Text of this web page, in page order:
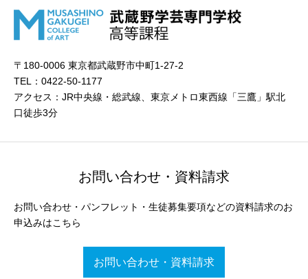
〒180-0006 東京都武蔵野市中町1-27-2
TEL：0422-50-1177
アクセス：JR中央線・総武線、東京メトロ東西線「三鷹」駅北
口徒歩3分
お問い合わせ・資料請求
お問い合わせ・パンフレット・生徒募集要項などの資料請求のお
申込みはこちら
お問い合わせ・資料請求